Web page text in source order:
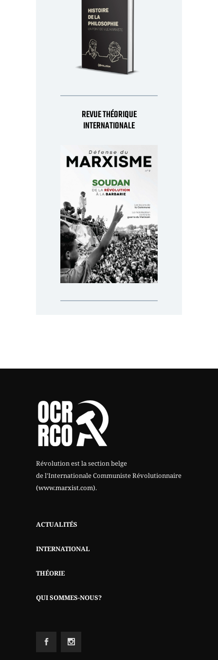
REVUE THÉORIQUE
INTERNATIONALE
Révolution est la section belge
de l'Internationale Communiste Révolutionnaire
(www.marxist.com).
ACTUALITÉS
INTERNATIONAL
THÉORIE
QUI SOMMES-NOUS?